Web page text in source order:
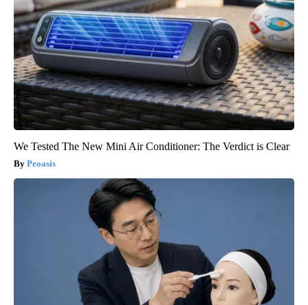
We Tested The New Mini Air Conditioner: The Verdict is Clear
Peoasis